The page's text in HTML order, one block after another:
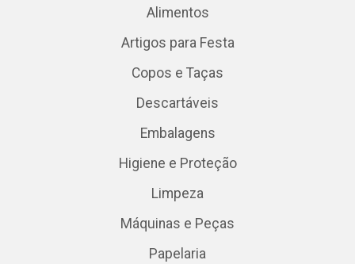
Alimentos
Artigos para Festa
Copos e Taças
Descartáveis
Embalagens
Higiene e Proteção
Limpeza
Máquinas e Peças
Papelaria